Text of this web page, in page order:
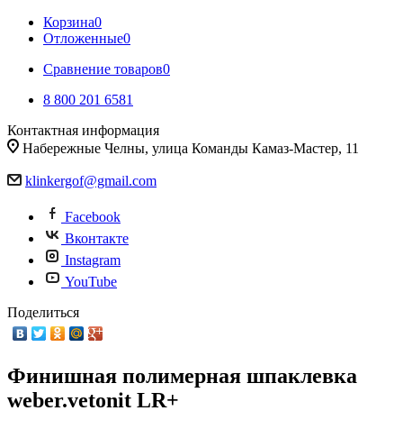
Корзина0
Отложенные0
Сравнение товаров0
8 800 201 6581
Контактная информация
Набережные Челны, улица Команды Камаз-Мастер, 11
klinkergof@gmail.com
Facebook
Вконтакте
Instagram
YouTube
Поделиться
Финишная полимерная шпаклевка
weber.vetonit LR+